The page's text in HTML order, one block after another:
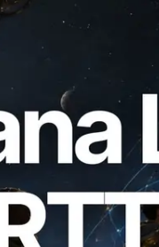
API를 전 세계
장 —